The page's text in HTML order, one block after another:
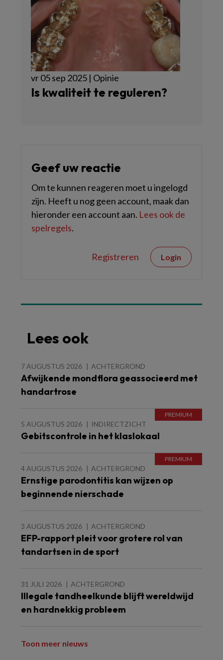
vr 05 sep 2025 | Opinie
Is kwaliteit te reguleren?
Geef uw reactie
Om te kunnen reageren moet u ingelogd
zijn. Heeft u nog geen account, maak dan
hieronder een account aan. Lees ook de
spelregels.
Registreren Login
Lees ook
7 AUGUSTUS 2026 ACHTERGROND
Afwijkende mondflora geassocieerd met
handartrose
5 AUGUSTUS 2026 INDIRECTZICHT
Gebitscontrole in het klaslokaal
4 AUGUSTUS 2026 ACHTERGROND
Ernstige parodontitis kan wijzen op
beginnende nierschade
3 AUGUSTUS 2026 ACHTERGROND
EFP-rapport pleit voor grotere rol van
tandartsen in de sport
31 JULI 2026 ACHTERGROND
Illegale tandheelkunde blijft wereldwijd
en hardnekkig probleem
Toon meer nieuws